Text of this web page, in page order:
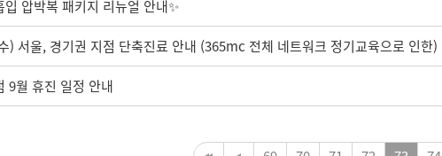
입 압박복 패키지 리뉴얼 안내✨
) 서울, 경기권 지점 단축진료 안내 (365mc 전체 네트워크 정기교육으로 인한)
9월 휴진 일정 안내